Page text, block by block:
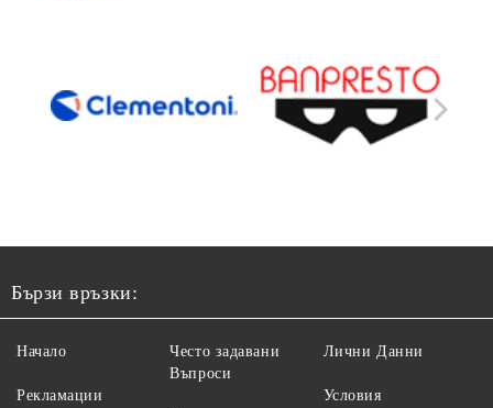
Бързи връзки:
Начало
Рекламации
Често задавани
Въпроси
Лични Данни
Условия